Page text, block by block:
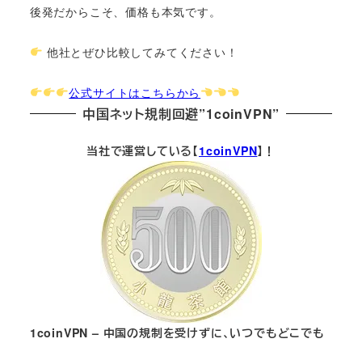
後発だからこそ、価格も本気です。
他社とぜひ比較してみてください！
公式サイトはこちらから
中国ネット規制回避”1coinVPN”
当社で運営している【1coinVPN】！
1coinVPN – 中国の規制を受けずに、いつでもどこでも